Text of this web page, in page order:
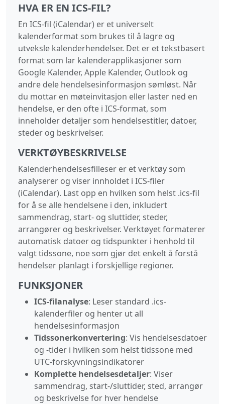
HVA ER EN ICS-FIL?
En ICS-fil (iCalendar) er et universelt
kalenderformat som brukes til å lagre og
utveksle kalenderhendelser. Det er et tekstbasert
format som lar kalenderapplikasjoner som
Google Kalender, Apple Kalender, Outlook og
andre dele hendelsesinformasjon sømløst. Når
du mottar en møteinvitasjon eller laster ned en
hendelse, er den ofte i ICS-format, som
inneholder detaljer som hendelsestitler, datoer,
steder og beskrivelser.
VERKTØYBESKRIVELSE
Kalenderhendelsesfilleser er et verktøy som
analyserer og viser innholdet i ICS-filer
(iCalendar). Last opp en hvilken som helst .ics-fil
for å se alle hendelsene i den, inkludert
sammendrag, start- og sluttider, steder,
arrangører og beskrivelser. Verktøyet formaterer
automatisk datoer og tidspunkter i henhold til
valgt tidssone, noe som gjør det enkelt å forstå
hendelser planlagt i forskjellige regioner.
FUNKSJONER
ICS-filanalyse: Leser standard .ics-
kalenderfiler og henter ut all
hendelsesinformasjon
Tidssonerkonvertering: Vis hendelsesdatoer
og -tider i hvilken som helst tidssone med
UTC-forskyvningsindikatorer
Komplette hendelsesdetaljer: Viser
sammendrag, start-/sluttider, sted, arrangør
og beskrivelse for hver hendelse